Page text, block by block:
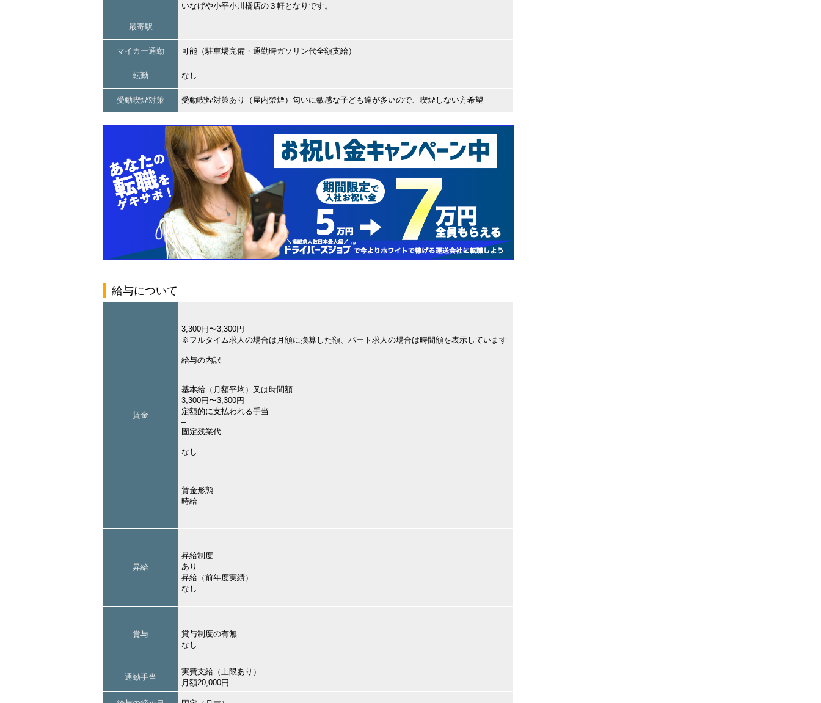
いなげや小平小川橋店の３軒となりです。
最寄駅
マイカー通勤 可能（駐車場完備・通勤時ガソリン代全額支給）
転勤 なし
受動喫煙対策 受動喫煙対策あり（屋内禁煙）匂いに敏感な子ども達が多いので、喫煙しない方希望
給与について
賃金
3,300円〜3,300円
※フルタイム求人の場合は月額に換算した額、パート求人の場合は時間額を表示しています
給与の内訳
基本給（月額平均）又は時間額
3,300円〜3,300円
定額的に支払われる手当
–
固定残業代
なし
賃金形態
時給
昇給
昇給制度
あり
昇給（前年度実績）
なし
賞与
賞与制度の有無
なし
通勤手当
実費支給（上限あり）
月額20,000円